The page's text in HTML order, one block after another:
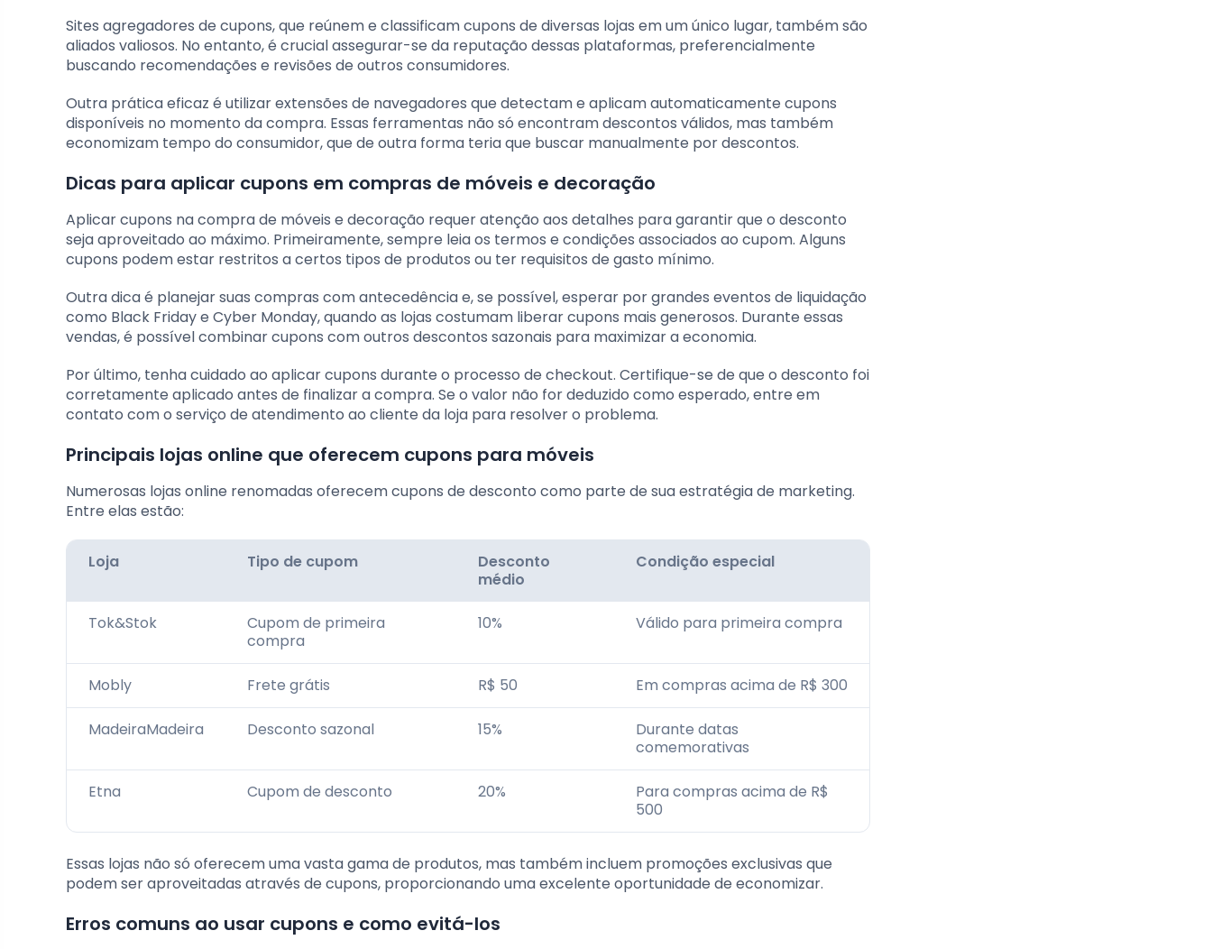
Sites agregadores de cupons, que reúnem e classificam cupons de diversas lojas em um único lugar, também são
aliados valiosos. No entanto, é crucial assegurar-se da reputação dessas plataformas, preferencialmente
buscando recomendações e revisões de outros consumidores.
Outra prática eficaz é utilizar extensões de navegadores que detectam e aplicam automaticamente cupons
disponíveis no momento da compra. Essas ferramentas não só encontram descontos válidos, mas também
economizam tempo do consumidor, que de outra forma teria que buscar manualmente por descontos.
Dicas para aplicar cupons em compras de móveis e decoração
Aplicar cupons na compra de móveis e decoração requer atenção aos detalhes para garantir que o desconto
seja aproveitado ao máximo. Primeiramente, sempre leia os termos e condições associados ao cupom. Alguns
cupons podem estar restritos a certos tipos de produtos ou ter requisitos de gasto mínimo.
Outra dica é planejar suas compras com antecedência e, se possível, esperar por grandes eventos de liquidação
como Black Friday e Cyber Monday, quando as lojas costumam liberar cupons mais generosos. Durante essas
vendas, é possível combinar cupons com outros descontos sazonais para maximizar a economia.
Por último, tenha cuidado ao aplicar cupons durante o processo de checkout. Certifique-se de que o desconto foi
corretamente aplicado antes de finalizar a compra. Se o valor não for deduzido como esperado, entre em
contato com o serviço de atendimento ao cliente da loja para resolver o problema.
Principais lojas online que oferecem cupons para móveis
Numerosas lojas online renomadas oferecem cupons de desconto como parte de sua estratégia de marketing.
Entre elas estão:
Loja Tipo de cupom
Desconto
médio
Condição especial
Tok&Stok
Cupom de primeira
compra
10% Válido para primeira compra
Mobly Frete grátis R$ 50 Em compras acima de R$ 300
MadeiraMadeira Desconto sazonal 15%
Durante datas
comemorativas
Etna Cupom de desconto 20%
Para compras acima de R$
500
Essas lojas não só oferecem uma vasta gama de produtos, mas também incluem promoções exclusivas que
podem ser aproveitadas através de cupons, proporcionando uma excelente oportunidade de economizar.
Erros comuns ao usar cupons e como evitá-los